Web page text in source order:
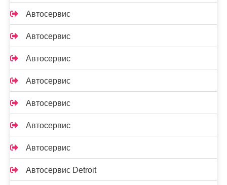
Автосервис
Автосервис
Автосервис
Автосервис
Автосервис
Автосервис
Автосервис
Автосервис Detroit